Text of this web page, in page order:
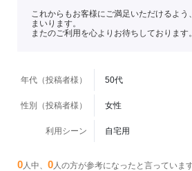
これからもお客様にご満足いただけるよ
まいります。
またのご利用を心よりお待ちしております。
年代（投稿者様） 50代
性別（投稿者様） 女性
利用シーン 自宅用
0 人中、 0 人の方が参考になったと言っています